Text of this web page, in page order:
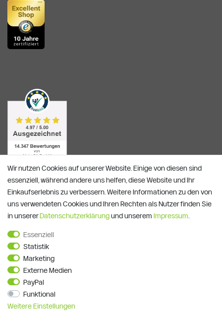
Wir nutzen Cookies auf unserer Website. Einige von diesen sind
essenziell, während andere uns helfen, diese Website und Ihr
Einkaufserlebnis zu verbessern. Weitere Informationen zu den von
uns verwendeten Cookies und Ihren Rechten als Nutzer finden Sie
in unsererDaten­schutz­erklärungund unserem Impressum
Essenziell
Statistik
Marketing
Externe Medien
PayPal
Funktional
Weitere Einstellungen